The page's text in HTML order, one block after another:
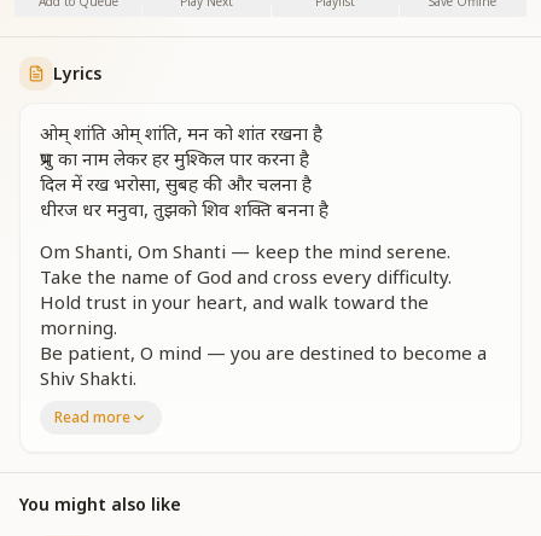
Lyrics
ओम् शांति ओम् शांति, मन को शांत रखना है
प्रभु का नाम लेकर हर मुश्किल पार करना है
दिल में रख भरोसा, सुबह की और चलना है
धीरज धर मनुवा, तुझको शिव शक्ति बनना है
Om Shanti, Om Shanti — keep the mind serene.
Take the name of God and cross every difficulty.
Hold trust in your heart, and walk toward the
morning.
Be patient, O mind — you are destined to become a
Shiv Shakti.
[VERSE 1]
मेरा साथी है भगवान, विश्वास जगाना है
जो भी हों हालात, खुशियों से निभाना है
ये तो इम्तिहान है, नंबरवन में आना है
Read more
You might also like